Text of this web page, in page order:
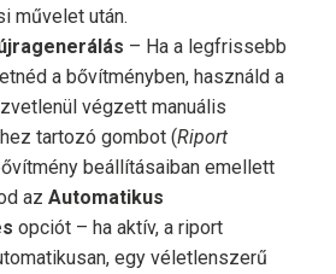
művelet után.
– Ha a legfrissebb
a bővítményben, használd a
végzett manuális
tartozó gombot (Riport
beállításaiban emellett
az Automatikus
opciót – ha aktív, a riport
egy véletlenszerű